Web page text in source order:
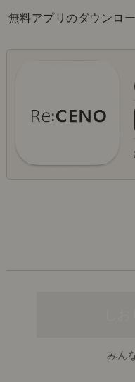
無料アプリのダウンロ
みん